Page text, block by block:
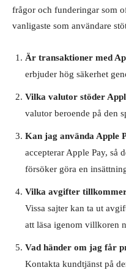
frågor och funderingar som
vanligaste som användare
Är transaktioner med
erbjuder hög säkerhet
Vilka valutor stöder
valutor beroende på den
Kan jag använda Apple
accepterar Apple Pay, så
försöker göra en
Vilka avgifter
Vissa sajter kan ta ut
att läsa igenom villkoren
Vad händer om jag får
Kontakta kundtjänst på